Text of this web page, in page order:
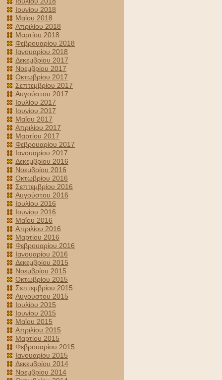
Ιουνίου 2018
Μαΐου 2018
Απριλίου 2018
Μαρτίου 2018
Φεβρουαρίου 2018
Ιανουαρίου 2018
Δεκεμβρίου 2017
Νοεμβρίου 2017
Οκτωβρίου 2017
Σεπτεμβρίου 2017
Αυγούστου 2017
Ιουλίου 2017
Ιουνίου 2017
Μαΐου 2017
Απριλίου 2017
Μαρτίου 2017
Φεβρουαρίου 2017
Ιανουαρίου 2017
Δεκεμβρίου 2016
Νοεμβρίου 2016
Οκτωβρίου 2016
Σεπτεμβρίου 2016
Αυγούστου 2016
Ιουλίου 2016
Ιουνίου 2016
Μαΐου 2016
Απριλίου 2016
Μαρτίου 2016
Φεβρουαρίου 2016
Ιανουαρίου 2016
Δεκεμβρίου 2015
Νοεμβρίου 2015
Οκτωβρίου 2015
Σεπτεμβρίου 2015
Αυγούστου 2015
Ιουλίου 2015
Ιουνίου 2015
Μαΐου 2015
Απριλίου 2015
Μαρτίου 2015
Φεβρουαρίου 2015
Ιανουαρίου 2015
Δεκεμβρίου 2014
Νοεμβρίου 2014